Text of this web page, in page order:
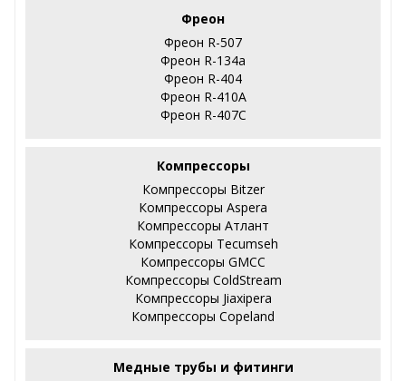
Фреон
Фреон R-507
Фреон R-134a
Фреон R-404
Фреон R-410А
Фреон R-407С
Компрессоры
Компрессоры Bitzer
Компрессоры Aspera
Компрессоры Атлант
Компрессоры Tecumseh
Компрессоры GMCC
Компрессоры ColdStream
Компрессоры Jiaxipera
Компрессоры Copeland
Медные трубы и фитинги